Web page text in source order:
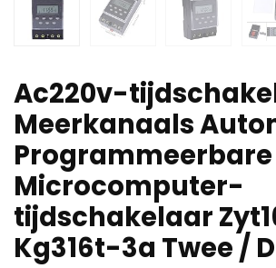
Ac220v-
Meerkanaals
Programmeerbare
Microcomputer-
tijdschakelaar
Kg316t-3a Twee /